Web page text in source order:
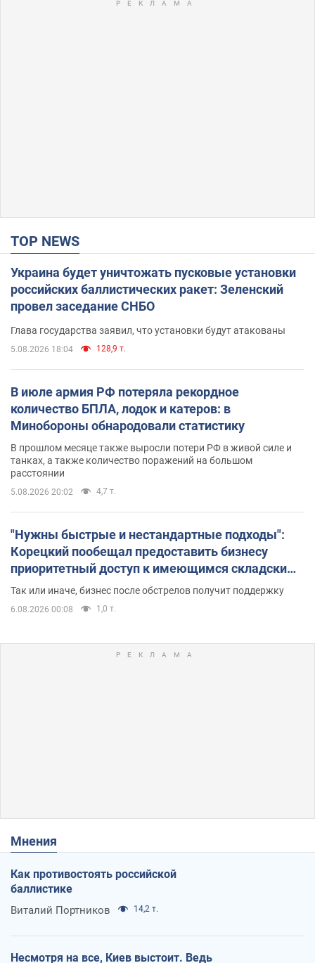
TOP NEWS
Украина будет уничтожать пусковые установки
российских баллистических ракет: Зеленский
провел заседание СНБО
Глава государства заявил, что установки будут атакованы
5.08.2026 18:04 128,9 т.
В июле армия РФ потеряла рекордное
количество БПЛА, лодок и катеров: в
Минобороны обнародовали статистику
В прошлом месяце также выросли потери РФ в живой силе и
танках, а также количество поражений на большом
расстоянии
5.08.2026 20:02 4,7 т.
"Нужны быстрые и нестандартные подходы":
Корецкий пообещал предоставить бизнесу
приоритетный доступ к имеющимся складским
помещениям
Так или иначе, бизнес после обстрелов получит поддержку
6.08.2026 00:08 1,0 т.
Мнения
Как противостоять российской
баллистике
Виталий Портников 14,2 т.
Несмотря на все, Киев выстоит. Ведь